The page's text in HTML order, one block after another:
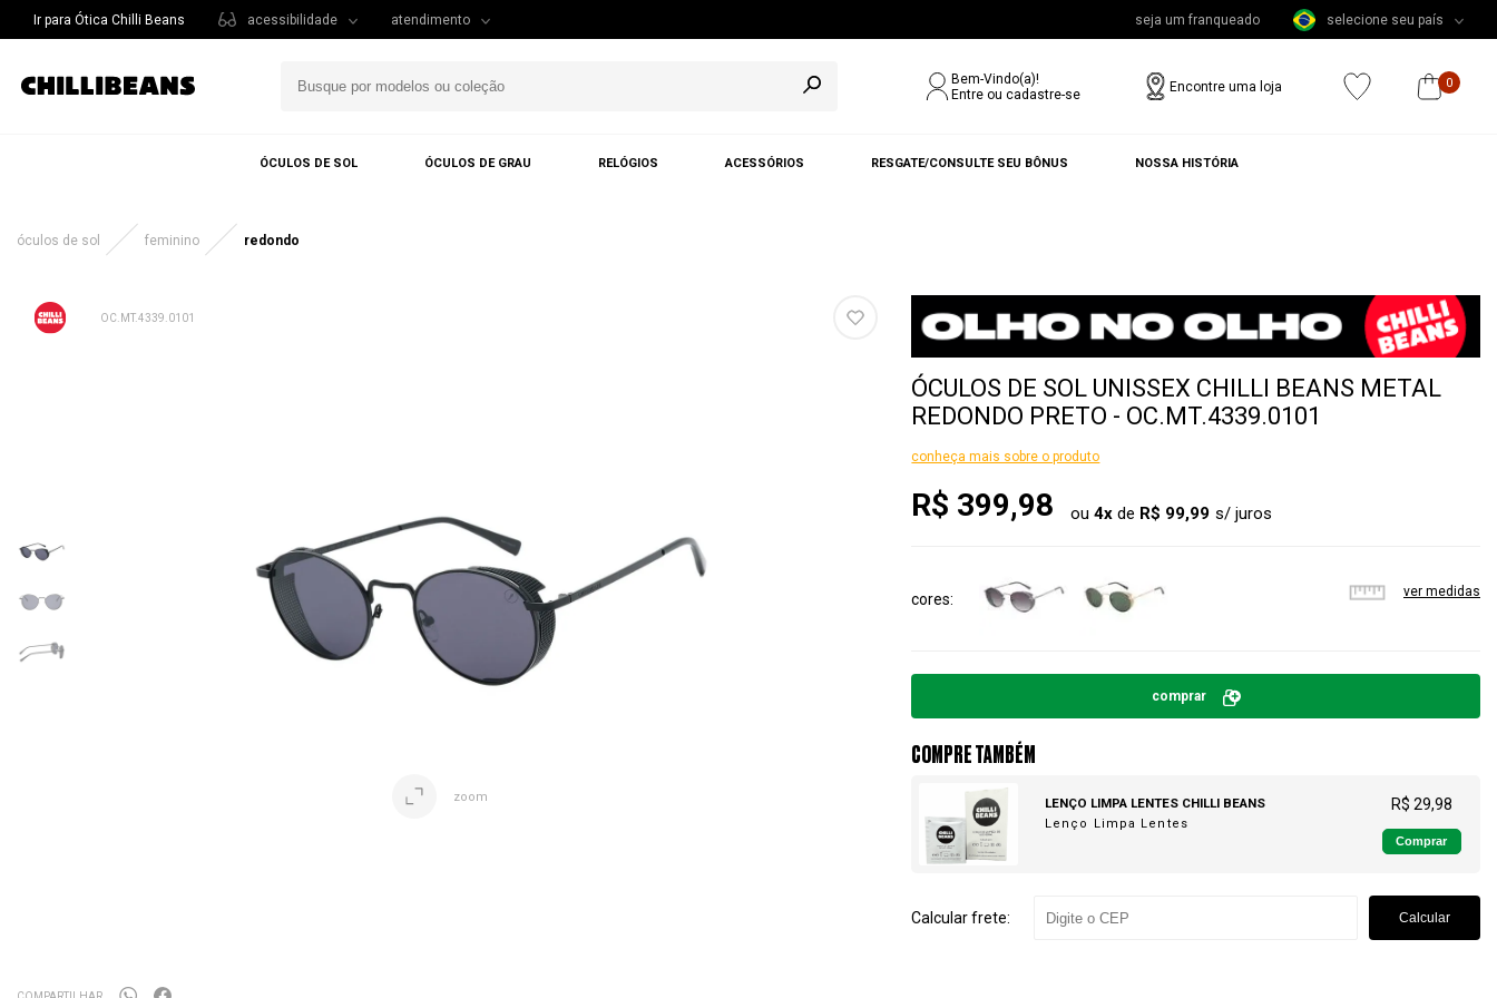
Ir para Ótica Chilli Beans acessibilidade atendimento seja um franqueado selecione seu país
Bem-Vindo(a)!
Entre ou cadastre-se
Encontre uma loja 0
ÓCULOS DE SOL ÓCULOS DE GRAU RELÓGIOS ACESSÓRIOS RESGATE/CONSULTE SEU BÔNUS NOSSA HISTÓRIA
óculos de sol feminino redondo
OC.MT.4339.0101
zoom
ÓCULOS DE SOL UNISSEX CHILLI BEANS METAL
REDONDO PRETO - OC.MT.4339.0101
conheça mais sobre o produto
R$ 399,98 ou4x de R$ 99,99
cores ver medidas
comprar
COMPRE TAMBÉM
LENÇO LIMPA LENTES CHILLI BEANS
Lenço Limpa Lentes
R$ 29,98
Comprar
Calcular frete: Calcular